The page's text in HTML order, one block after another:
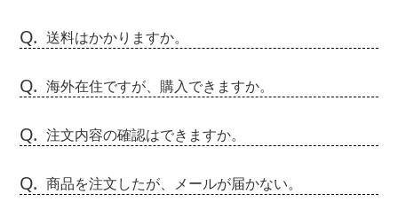
Q. 送料はかかりますか。
Q. 海外在住ですが、購入できますか。
Q. 注文内容の確認はできますか。
Q. 商品を注文したが、メールが届かない。